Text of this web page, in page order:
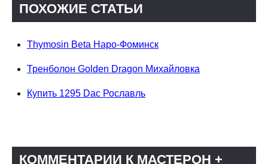
ПОХОЖИЕ СТАТЬИ
Thymosin Beta Наро-Фоминск
Тренболон Golden Dragon Михайловка
Купить 1295 Dac Рославль
КОММЕНТАРИИ К МАСТЕРОН +